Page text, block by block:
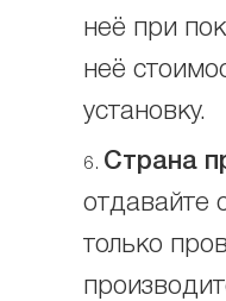
неё при
неё
установку.
Страна
отдавайте
только